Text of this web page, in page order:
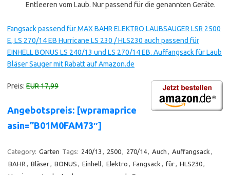
Entleeren vom Laub. Nur passend für die genannten Geräte.
Fangsack passend für MAX BAHR ELEKTRO LAUBSAUGER LSR 2500
E, LS 270/14 EB Hurricane LS 230 / HLS230 auch passend für
EINHELL BONUS LS 240/13 und LS 270/14 EB. Auffangsack für Laub
Bläser Sauger mit Rabatt auf Amazon.de
Preis: EUR 17,99
Angebotspreis: [wpramaprice
asin=”B01M0FAM73″]
Category: Garten Tags: 240/13 , 2500, 270/14, Auch , Auffangsack ,
BAHR , Bläser, BONUS , Einhell, Elektro , Fangsack , für, HLS230,